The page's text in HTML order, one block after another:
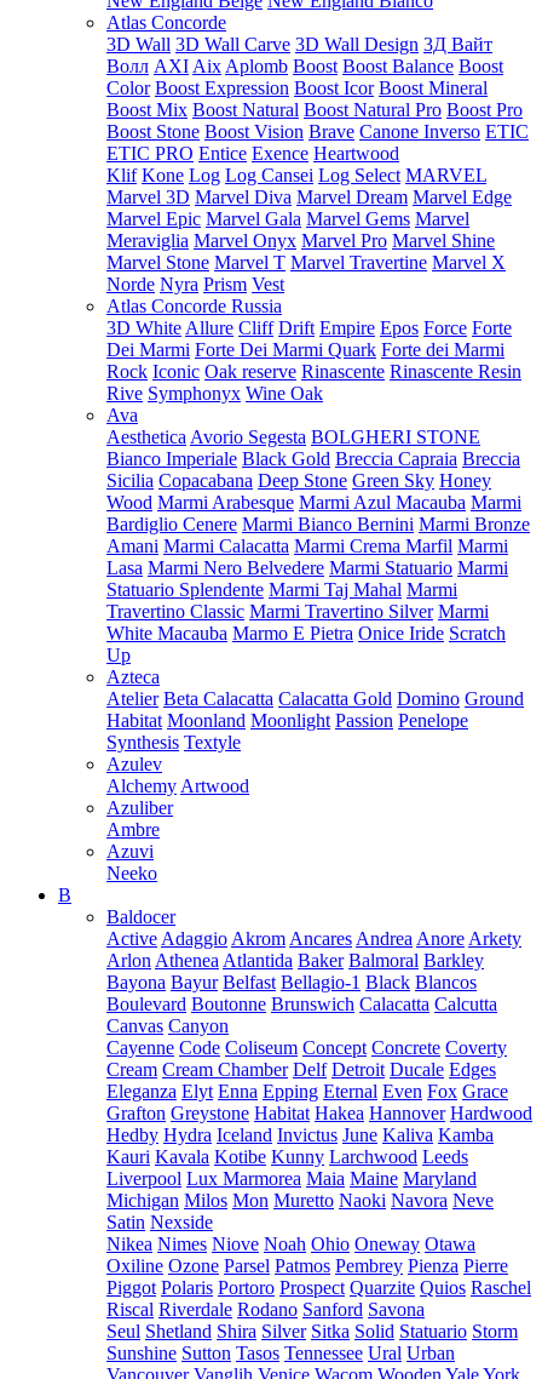
Atlas Concorde
3D Wall 3D Wall Carve 3D Wall Design 3Д Вайт
Волл AXI Aix Aplomb Boost Boost Balance Boost
Color Boost Expression Boost Icor Boost Mineral
Boost Mix Boost Natural Boost Natural Pro Boost Pro
Boost Stone Boost Vision Brave Canone Inverso ETIC
ETIC PRO Entice Exence Heartwood
Klif Kone Log Log Cansei Log Select MARVEL
Marvel 3D Marvel Diva Marvel Dream Marvel Edge
Marvel Epic Marvel Gala Marvel Gems Marvel
Meraviglia Marvel Onyx Marvel Pro Marvel Shine
Marvel Stone Marvel T Marvel Travertine Marvel X
Norde Nyra Prism Vest
Atlas Concorde Russia
3D White Allure Cliff Drift Empire Epos Force Forte
Dei Marmi Forte Dei Marmi Quark Forte dei Marmi
Rock Iconic Oak reserve Rinascente Rinascente Resin
Rive Symphonyx Wine Oak
Ava
Aesthetica Avorio Segesta BOLGHERI STONE
Bianco Imperiale Black Gold Breccia Capraia Breccia
Sicilia Copacabana Deep Stone Green Sky Honey
Wood Marmi Arabesque Marmi Azul Macauba Marmi
Bardiglio Cenere Marmi Bianco Bernini Marmi Bronze
Amani Marmi Calacatta Marmi Crema Marfil Marmi
Lasa Marmi Nero Belvedere Marmi Statuario Marmi
Statuario Splendente Marmi Taj Mahal Marmi
Travertino Classic Marmi Travertino Silver Marmi
White Macauba Marmo E Pietra Onice Iride Scratch
Up
Azteca
Atelier Beta Calacatta Calacatta Gold Domino Ground
Habitat Moonland Moonlight Passion Penelope
Synthesis Textyle
Azulev
Alchemy Artwood
Azuliber
Ambre
Azuvi
Neeko
B
Baldocer
Active Adaggio Akrom Ancares Andrea Anore Arkety
Arlon Athenea Atlantida Baker Balmoral Barkley
Bayona Bayur Belfast Bellagio-1 Black Blancos
Boulevard Boutonne Brunswich Calacatta Calcutta
Canvas Canyon
Cayenne Code Coliseum Concept Concrete Coverty
Cream Cream Chamber Delf Detroit Ducale Edges
Eleganza Elyt Enna Epping Eternal Even Fox Grace
Grafton Greystone Habitat Hakea Hannover Hardwood
Hedby Hydra Iceland Invictus June Kaliva Kamba
Kauri Kavala Kotibe Kunny Larchwood Leeds
Liverpool Lux Marmorea Maia Maine Maryland
Michigan Milos Mon Muretto Naoki Navora Neve
Satin Nexside
Nikea Nimes Niove Noah Ohio Oneway Otawa
Oxiline Ozone Parsel Patmos Pembrey Pienza Pierre
Piggot Polaris Portoro Prospect Quarzite Quios Raschel
Riscal Riverdale Rodano Sanford Savona
Seul Shetland Shira Silver Sitka Solid Statuario Storm
Sunshine Sutton Tasos Tennessee Ural Urban